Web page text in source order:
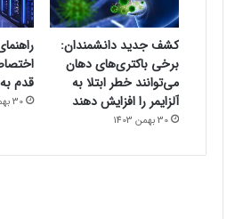
کشف جدید دانشمندان:
برخی باکتری‌های دهان
می‌توانند خطر ابتلا به
آلزایمر را افزایش دهند
30 بهمن 1403
قدم
30 بهمن 1403